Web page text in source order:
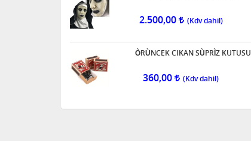
2.500,00
ÒRÙNCEK CIKAN SÙPRÌZ KUTUSU
360,00